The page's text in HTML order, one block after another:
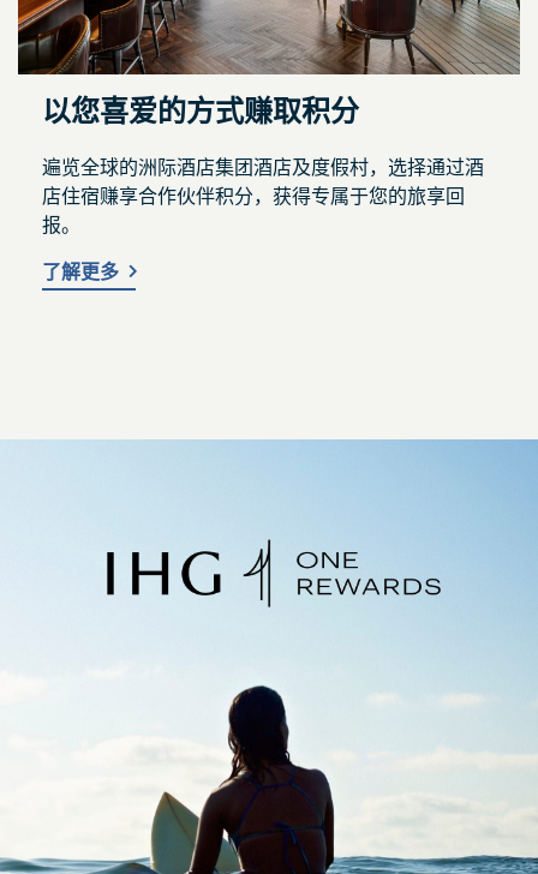
以您喜爱的方式赚取积分
遍览全球的洲际酒店集团酒店及度假村，选择通过酒
店住宿赚享合作伙伴积分，获得专属于您的旅享回
报。
了解更多